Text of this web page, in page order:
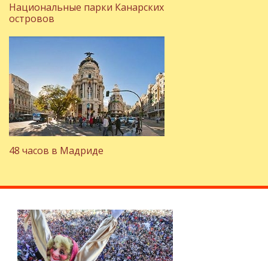
Национальные парки Канарских
островов
48 часов в Мадриде